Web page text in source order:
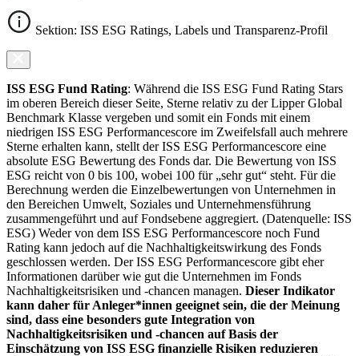
Sektion: ISS ESG Ratings, Labels und Transparenz-Profil
ISS ESG Fund Rating: Während die ISS ESG Fund Rating Stars
im oberen Bereich dieser Seite, Sterne relativ zu der Lipper Global
Benchmark Klasse vergeben und somit ein Fonds mit einem
niedrigen ISS ESG Performancescore im Zweifelsfall auch mehrere
Sterne erhalten kann, stellt der ISS ESG Performancescore eine
absolute ESG Bewertung des Fonds dar. Die Bewertung von ISS
ESG reicht von 0 bis 100, wobei 100 für „sehr gut“ steht. Für die
Berechnung werden die Einzelbewertungen von Unternehmen in
den Bereichen Umwelt, Soziales und Unternehmensführung
zusammengeführt und auf Fondsebene aggregiert. (Datenquelle: ISS
ESG) Weder von dem ISS ESG Performancescore noch Fund
Rating kann jedoch auf die Nachhaltigkeitswirkung des Fonds
geschlossen werden. Der ISS ESG Performancescore gibt eher
Informationen darüber wie gut die Unternehmen im Fonds
Nachhaltigkeitsrisiken und -chancen managen. Dieser Indikator
kann daher für Anleger*innen geeignet sein, die der Meinung
sind, dass eine besonders gute Integration von
Nachhaltigkeitsrisiken und -chancen auf Basis der
Einschätzung von ISS ESG finanzielle Risiken reduzieren